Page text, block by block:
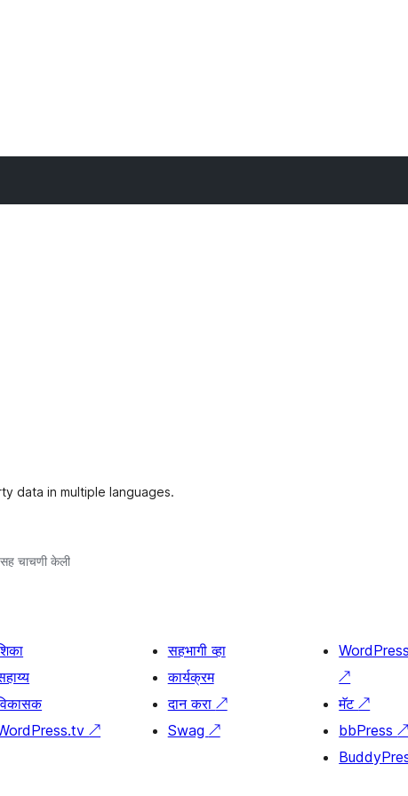
data in multiple languages.
चाचणी केली
↗
सहभागी व्हा
कार्यक्रम
दान करा ↗
Swag ↗
↗
मॅट↗
bbPress↗